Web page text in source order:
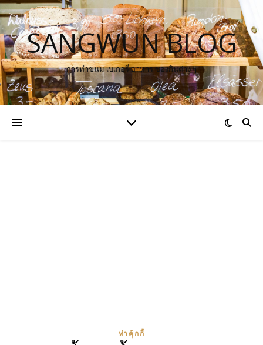
SANGWUN BLOG
การทำขนม เบเกอรี่ อาหาร ของกินต่าง ๆ
ทำคุ้กกี้